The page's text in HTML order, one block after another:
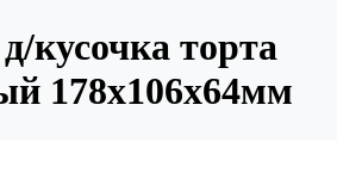
кусочка торта
178х106х64мм